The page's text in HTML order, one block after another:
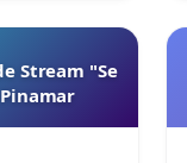
Stream "Se